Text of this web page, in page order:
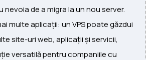
nevoia de a migra la un nou server.
multe aplicații: un VPS poate găzdui
site-uri web, aplicații și servicii,
versatilă pentru companiile cu